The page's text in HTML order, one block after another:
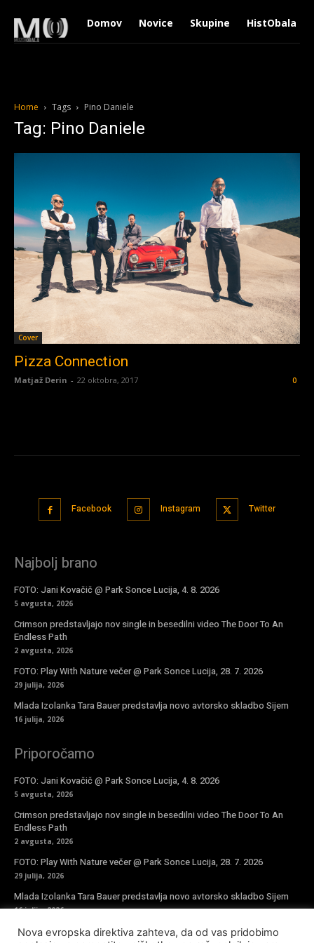
Domov Novice Skupine HistObala
Home Tags Pino Daniele
Tag: Pino Daniele
Cover
Pizza Connection
Matjaž Derin - 22 oktobra, 2017 0
Facebook Instagram Twitter
Najbolj brano
FOTO: Jani Kovačič @ Park Sonce Lucija, 4. 8. 2026
5 avgusta, 2026
Crimson predstavljajo nov single in besedilni video The Door To An
Endless Path
2 avgusta, 2026
FOTO: Play With Nature večer @ Park Sonce Lucija, 28. 7. 2026
29 julija, 2026
Mlada Izolanka Tara Bauer predstavlja novo avtorsko skladbo Sijem
16 julija, 2026
Priporočamo
FOTO: Jani Kovačič @ Park Sonce Lucija, 4. 8. 2026
5 avgusta, 2026
Crimson predstavljajo nov single in besedilni video The Door To An
Endless Path
2 avgusta, 2026
FOTO: Play With Nature večer @ Park Sonce Lucija, 28. 7. 2026
29 julija, 2026
Mlada Izolanka Tara Bauer predstavlja novo avtorsko skladbo Sijem
16 julija, 2026
Nova evropska direktiva zahteva, da od vas pridobimo